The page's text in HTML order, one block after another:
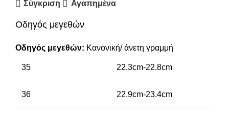
Σύγκριση Αγαπημένα
Οδηγός μεγεθών
Οδηγός μεγεθών: Κανονική/ άνετη γραμμή
35 22,3cm-22.8cm
36 22.9cm-23.4cm